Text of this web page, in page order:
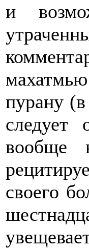
и
пурану
следует
вообще
своего